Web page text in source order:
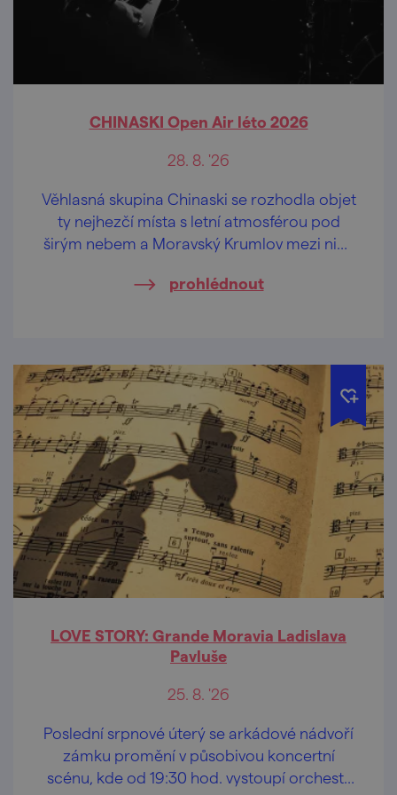
CHINASKI Open Air léto 2026
28. 8. '26
Věhlasná skupina Chinaski se rozhodla objet
ty nejhezčí místa s letní atmosférou pod
širým nebem a Moravský Krumlov mezi nimi
prohlédnout
LOVE STORY: Grande Moravia Ladislava
Pavluše
25. 8. '26
Poslední srpnové úterý se arkádové nádvoří
zámku promění v působivou koncertní
scénu, kde od 19:30 hod. vystoupí orchestr